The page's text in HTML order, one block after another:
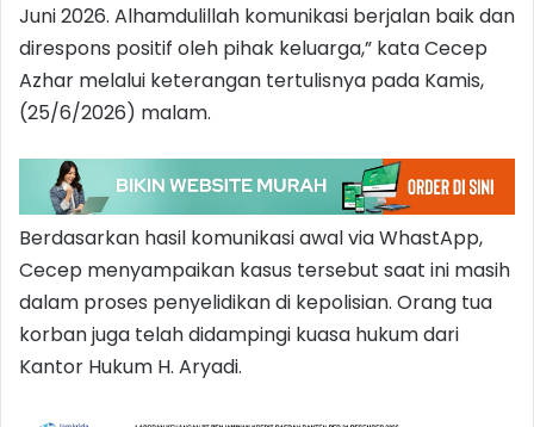
Juni 2026. Alhamdulillah komunikasi berjalan baik dan
direspons positif oleh pihak keluarga,” kata Cecep
Azhar melalui keterangan tertulisnya pada Kamis,
(25/6/2026) malam.
Berdasarkan hasil komunikasi awal via WhastApp,
Cecep menyampaikan kasus tersebut saat ini masih
dalam proses penyelidikan di kepolisian. Orang tua
korban juga telah didampingi kuasa hukum dari
Kantor Hukum H. Aryadi.